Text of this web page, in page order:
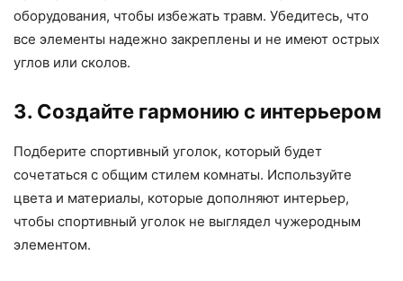
оборудования, чтобы избежать травм. Убедитесь, что
все элементы надежно закреплены и не имеют острых
углов или сколов.
3. Создайте гармонию с интерьером
Подберите спортивный уголок, который будет
сочетаться с общим стилем комнаты. Используйте
цвета и материалы, которые дополняют интерьер,
чтобы спортивный уголок не выглядел чужеродным
элементом.